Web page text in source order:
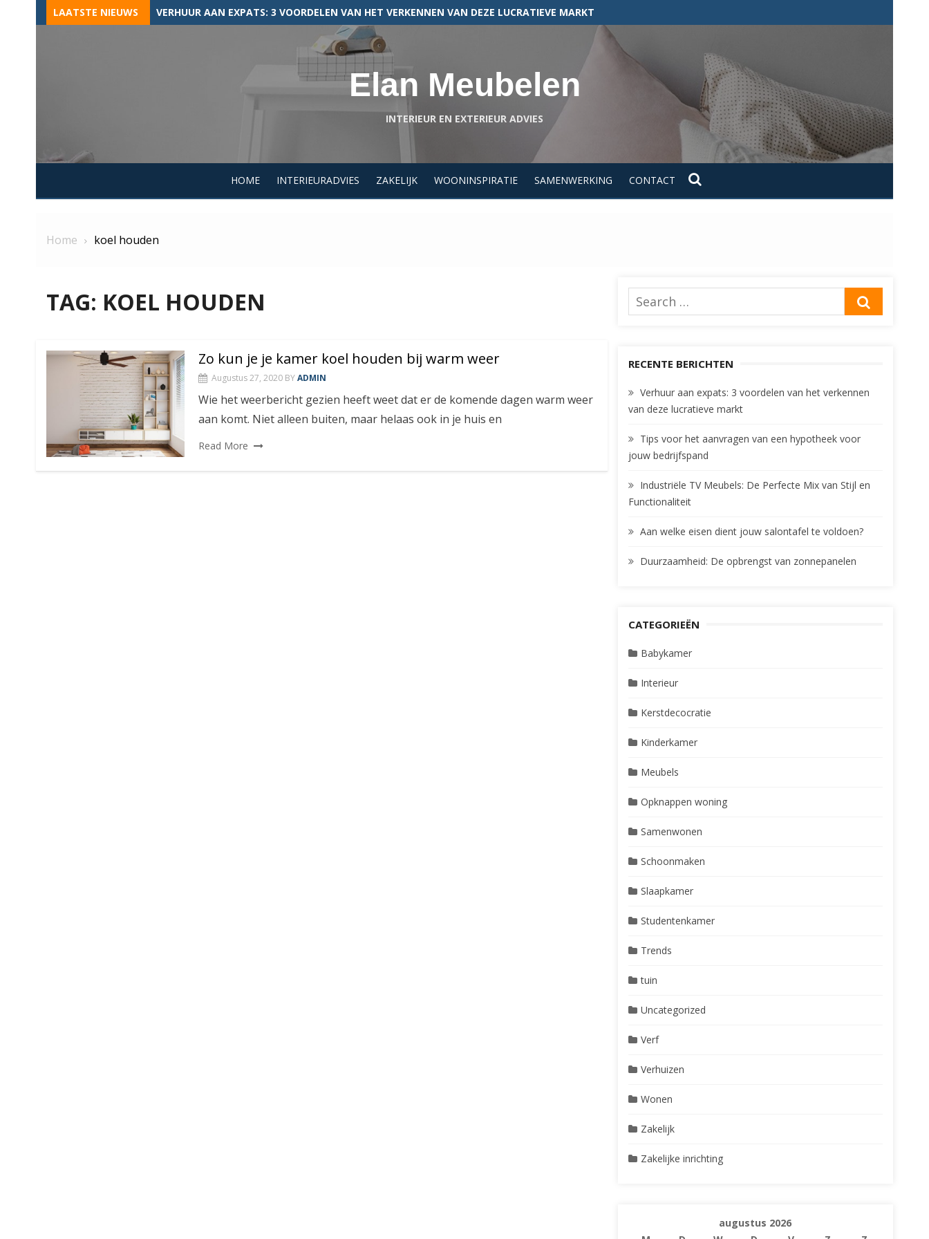
Skip
to
LAATSTE NIEUWS TIPS VOOR HET AANVRAGEN VAN EEN HYPOTHEEK VOOR JOUW BEDRIJFSPAND
Elan Meubelen
INTERIEUR EN EXTERIEUR ADVIES
HOME INTERIEURADVIES ZAKELIJK WOONINSPIRATIE SAMENWERKING CONTACT
Home koel houden
TAG: KOEL HOUDEN
Zo kun je je kamer koel houden bij warm weer
Augustus 27, 2020 BYADMIN
Wie het weerbericht gezien heeft weet dat er de komende dagen warm weer
aan komt. Niet alleen buiten, maar helaas ook in je huis en
Read More
Search
for:
RECENTE BERICHTEN
Verhuur aan expats: 3 voordelen van het verkennen
van deze lucratieve markt
Tips voor het aanvragen van een hypotheek voor
jouw bedrijfspand
Industriële TV Meubels: De Perfecte Mix van Stijl en
Functionaliteit
Aan welke eisen dient jouw salontafel te voldoen?
Duurzaamheid: De opbrengst van zonnepanelen
CATEGORIEËN
Babykamer
Interieur
Kerstdecocratie
Kinderkamer
Meubels
Opknappen woning
Samenwonen
Schoonmaken
Slaapkamer
Studentenkamer
Trends
tuin
Uncategorized
Verf
Verhuizen
Wonen
Zakelijk
Zakelijke inrichting
augustus 2026